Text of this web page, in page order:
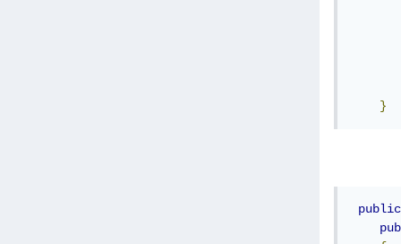
}
public